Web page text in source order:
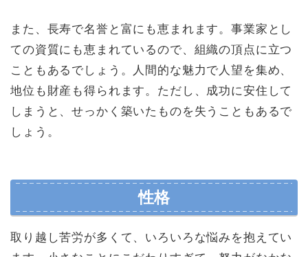
また、長寿で名誉と富にも恵まれます。事業家とし
ての資質にも恵まれているので、組織の頂点に立つ
こともあるでしょう。人間的な魅力で人望を集め、
地位も財産も得られます。ただし、成功に安住して
しまうと、せっかく築いたものを失うこともあるで
しょう。
性格
取り越し苦労が多くて、いろいろな悩みを抱えてい